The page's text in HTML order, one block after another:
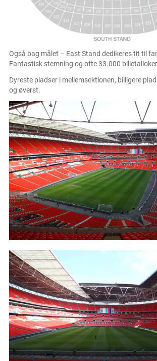
Også bag målet – East Stand dedikeres tit til
Fantastisk stemning og ofte 33.000
Dyreste pladser i mellemsektionen, billigere
og øverst.